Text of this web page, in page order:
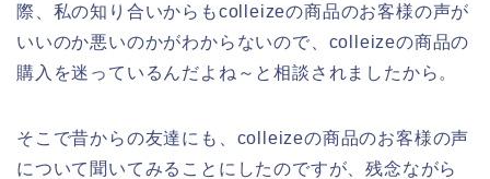
際、私の知り合いからもcolleizeの商品のお客様の声が
いいのか悪いのかがわからないので、colleizeの商品の
購入を迷っているんだよね～と相談されましたから。
そこで昔からの友達にも、colleizeの商品のお客様の声
について聞いてみることにしたのですが、残念ながら